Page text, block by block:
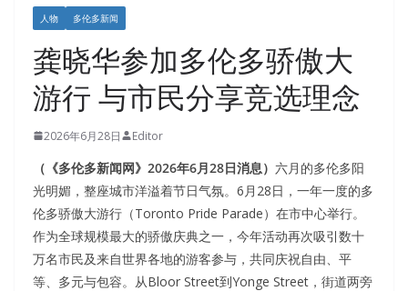
人物 多伦多新闻
龚晓华参加多伦多骄傲大
游行 与市民分享竞选理念
2026年6月28日 Editor
（《多伦多新闻网》2026年6月28日消息） 六月的多伦多阳
光明媚，整座城市洋溢着节日气氛。6月28日，一年一度的多
伦多骄傲大游行（Toronto Pride Parade）在市中心举行。
作为全球规模最大的骄傲庆典之一，今年活动再次吸引数十
万名市民及来自世界各地的游客参与，共同庆祝自由、平
等、多元与包容。从Bloor Street到Yonge Street，街道两旁